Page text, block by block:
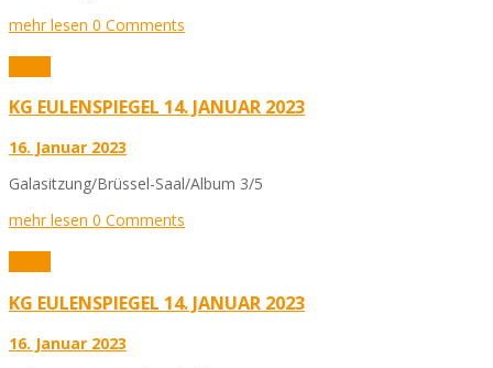
mehr lesen 0 Comments
KG EULENSPIEGEL 14. JANUAR 2023
16. Januar 2023
Galasitzung/Brüssel-Saal/Album 3/5
mehr lesen 0 Comments
KG EULENSPIEGEL 14. JANUAR 2023
16. Januar 2023